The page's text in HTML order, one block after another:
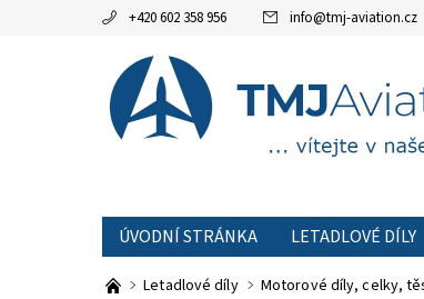
+420 602 358 956 info@tmj-aviation.cz
ÚVODNÍ STRÁNKA LETADLOVÉ DÍLY
AKCE
OBCHODNÍ PODMÍNKY
Letadlové díly Motorové díly, celky,